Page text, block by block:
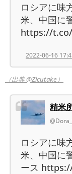
ロシアに味
米、中国に
https://t.co/
2022-06-16
（出典 @Zicutake）
精米
ロシアに味
米、中国に
ース